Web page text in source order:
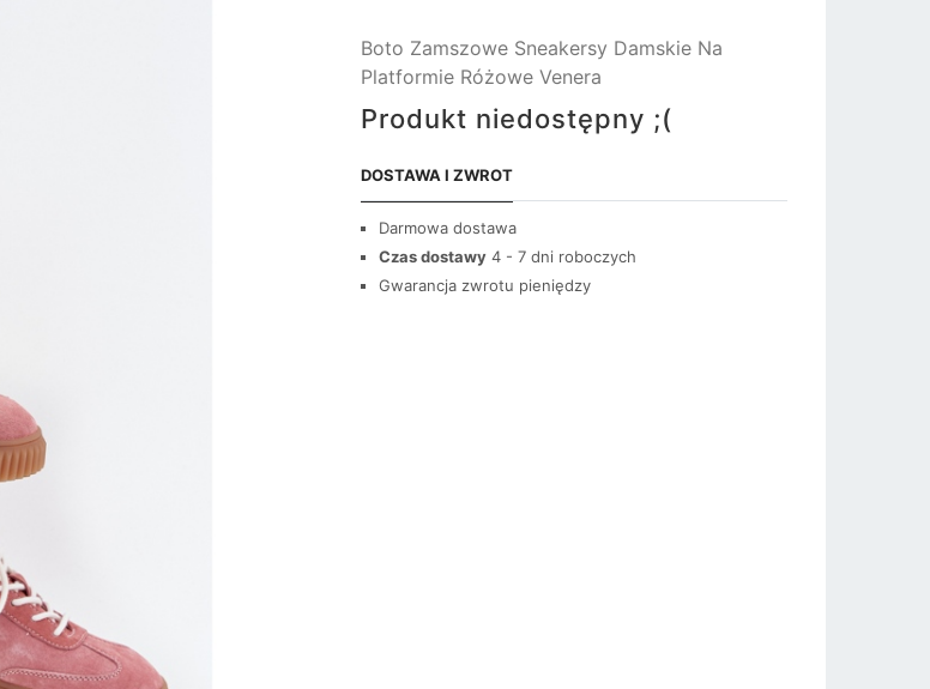
Boto Zamszowe Sneakersy Damskie Na
Platformie Różowe Venera
Produkt niedostępny ;(
DOSTAWA I ZWROT
Darmowa dostawa
Czas dostawy 4 - 7 dni roboczych
Gwarancja zwrotu pieniędzy